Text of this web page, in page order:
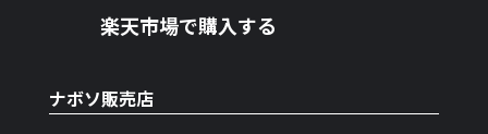
楽天市場で購入する
ナボソ販売店